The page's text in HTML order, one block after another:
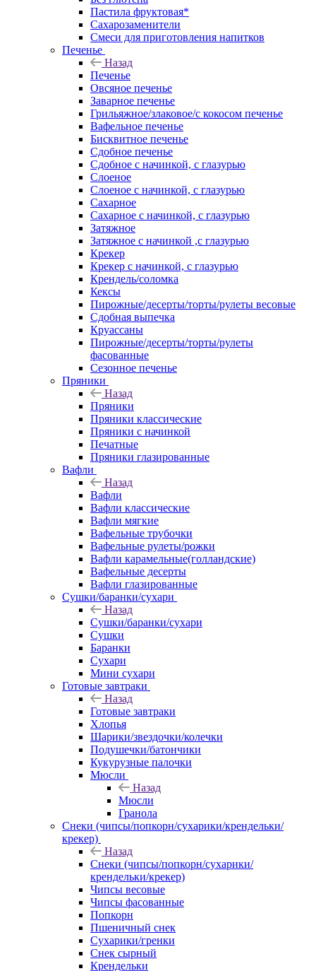
Пастила фруктовая*
Сахарозаменители
Смеси для приготовления напитков
Печенье
Назад
Печенье
Овсяное печенье
Заварное печенье
Грильяжное/злаковое/с кокосом печенье
Вафельное печенье
Бисквитное печенье
Сдобное печенье
Сдобное с начинкой, с глазурью
Слоеное
Слоеное с начинкой, с глазурью
Сахарное
Сахарное с начинкой, с глазурью
Затяжное
Затяжное с начинкой ,с глазурью
Крекер
Крекер с начинкой, с глазурью
Крендель/соломка
Кексы
Пирожные/десерты/торты/рулеты весовые
Сдобная выпечка
Круассаны
Пирожные/десерты/торты/рулеты
фасованные
Сезонное печенье
Пряники
Назад
Пряники
Пряники классические
Пряники с начинкой
Печатные
Пряники глазированные
Вафли
Назад
Вафли
Вафли классические
Вафли мягкие
Вафельные трубочки
Вафельные рулеты/рожки
Вафли карамельные(голландские)
Вафельные десерты
Вафли глазированные
Сушки/баранки/сухари
Назад
Сушки/баранки/сухари
Сушки
Баранки
Сухари
Мини сухари
Готовые завтраки
Назад
Готовые завтраки
Хлопья
Шарики/звездочки/колечки
Подушечки/батончики
Кукурузные палочки
Мюсли
Назад
Мюсли
Гранола
Снеки (чипсы/попкорн/сухарики/крендельки/
крекер)
Назад
Снеки (чипсы/попкорн/сухарики/
крендельки/крекер)
Чипсы весовые
Чипсы фасованные
Попкорн
Пшеничный снек
Сухарики/гренки
Снек сырный
Крендельки